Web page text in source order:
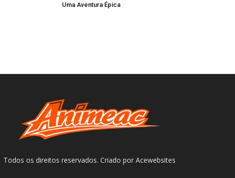
Uma Aventura Épica
Todos os direitos reservados. Criado por Acewebsites